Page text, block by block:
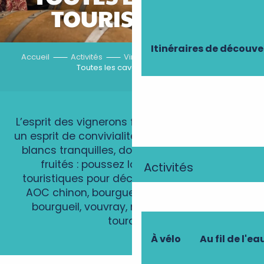
Itinéraires de
Activités
À vélo Au fil de
TOURISTIQUES
Accueil Activités
Virées dans les vignobles
Toutes les caves touristiques
L’esprit des vignerons fait régner en Touraine
un esprit de convivialité et de partage. Rouge,
blancs tranquilles, doux ou pétillants, rosés
fruités : poussez la porte des caves
touristiques pour découvrir et déguster les
AOC chinon, bourgueil, saint-nicolas-de-
bourgueil, vouvray, montlouis-sur-loire,
touraine…